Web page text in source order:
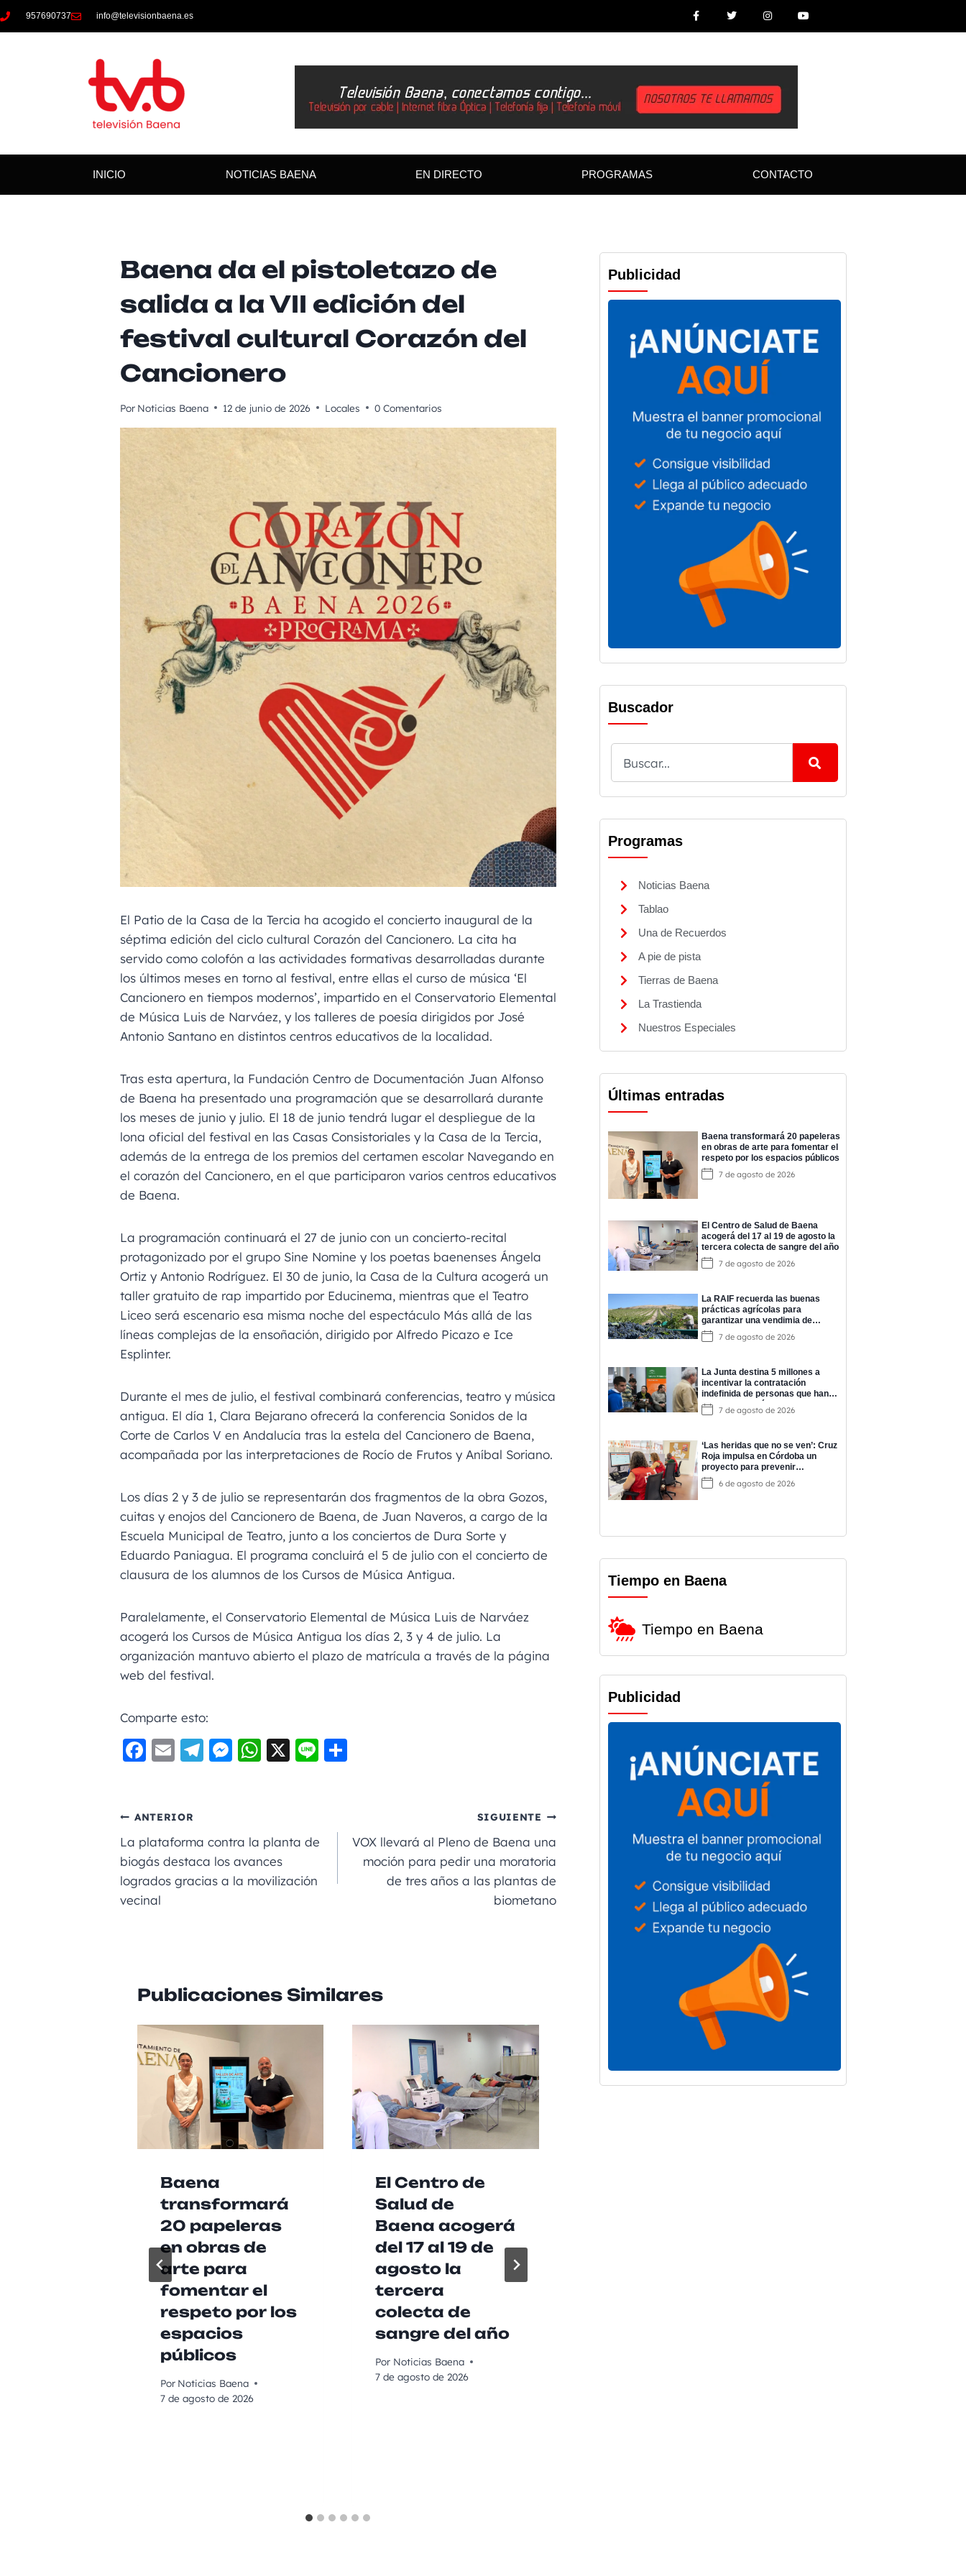
957690737 info@televisionbaena.es
INICIO NOTICIAS BAENA EN DIRECTO PROGRAMAS CONTACTO
Baena da el pistoletazo de
salida a la VII edición del
festival cultural Corazón del
Cancionero
Por Noticias Baena 12 de junio de 2026 Locales 0 Comentarios
El Patio de la Casa de la Tercia ha acogido el concierto inaugural de la
séptima edición del ciclo cultural Corazón del Cancionero. La cita ha
servido como colofón a las actividades formativas desarrolladas durante
los últimos meses en torno al festival, entre ellas el curso de música ‘El
Cancionero en tiempos modernos’, impartido en el Conservatorio Elemental
de Música Luis de Narváez, y los talleres de poesía dirigidos por José
Antonio Santano en distintos centros educativos de la localidad.
Tras esta apertura, la Fundación Centro de Documentación Juan Alfonso
de Baena ha presentado una programación que se desarrollará durante
los meses de junio y julio. El 18 de junio tendrá lugar el despliegue de la
lona oficial del festival en las Casas Consistoriales y la Casa de la Tercia,
además de la entrega de los premios del certamen escolar Navegando en
el corazón del Cancionero, en el que participaron varios centros educativos
de Baena.
La programación continuará el 27 de junio con un concierto-recital
protagonizado por el grupo Sine Nomine y los poetas baenenses Ángela
Ortiz y Antonio Rodríguez. El 30 de junio, la Casa de la Cultura acogerá un
taller gratuito de rap impartido por Educinema, mientras que el Teatro
Liceo será escenario esa misma noche del espectáculo Más allá de las
líneas complejas de la ensoñación, dirigido por Alfredo Picazo e Ice
Esplinter.
Durante el mes de julio, el festival combinará conferencias, teatro y música
antigua. El día 1, Clara Bejarano ofrecerá la conferencia Sonidos de la
Corte de Carlos V en Andalucía tras la estela del Cancionero de Baena,
acompañada por las interpretaciones de Rocío de Frutos y Aníbal Soriano.
Los días 2 y 3 de julio se representarán dos fragmentos de la obra Gozos,
cuitas y enojos del Cancionero de Baena, de Juan Naveros, a cargo de la
Escuela Municipal de Teatro, junto a los conciertos de Dura Sorte y
Eduardo Paniagua. El programa concluirá el 5 de julio con el concierto de
clausura de los alumnos de los Cursos de Música Antigua.
Paralelamente, el Conservatorio Elemental de Música Luis de Narváez
acogerá los Cursos de Música Antigua los días 2, 3 y 4 de julio. La
organización mantuvo abierto el plazo de matrícula a través de la página
web del festival.
Comparte esto:
F
e
b
o
o
k
E
l
Te
m
M
n
g
er
W
A
p
p
X Li C
a
rt
ANTERIOR
La plataforma contra la planta de
biogás destaca los avances
logrados gracias a la movilización
vecinal
SIGUIENTE
VOX llevará al Pleno de Baena una
moción para pedir una moratoria
de tres años a las plantas de
biometano
Publicaciones Similares
Baena
transformará
20 papeleras
en obras de
arte para
fomentar el
respeto por los
espacios
públicos
Por Noticias Baena
7 de agosto de 2026
El Centro de
Salud de
Baena acogerá
del 17 al 19 de
agosto la
tercera
colecta de
sangre del año
Por Noticias Baena
7 de agosto de 2026
Publicidad
Buscador
Programas
Noticias Baena
Tablao
Una de Recuerdos
A pie de pista
Tierras de Baena
La Trastienda
Nuestros Especiales
Últimas entradas
Baena transformará 20 papeleras
en obras de arte para fomentar el
respeto por los espacios públicos
7 de agosto de 2026
El Centro de Salud de Baena
acogerá del 17 al 19 de agosto la
tercera colecta de sangre del año
7 de agosto de 2026
La RAIF recuerda las buenas
prácticas agrícolas para
garantizar una vendimia de
calidad
7 de agosto de 2026
La Junta destina 5 millones a
incentivar la contratación
indefinida de personas que han
completado prácticas del
programa EPES
7 de agosto de 2026
‘Las heridas que no se ven’: Cruz
Roja impulsa en Córdoba un
proyecto para prevenir
adicciones y cuidar la salud
mental6 de agosto de 2026
Tiempo en Baena
Tiempo en Baena
Publicidad